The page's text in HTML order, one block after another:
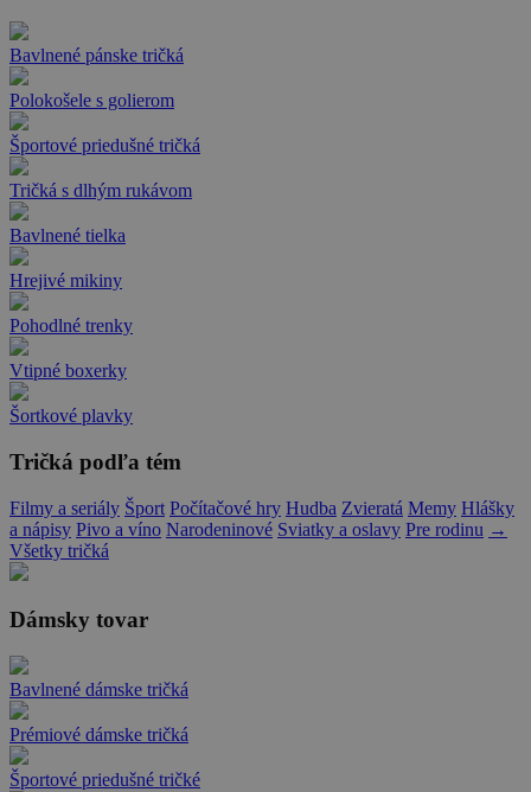
Bavlnené pánske tričká
Polokošele s golierom
Športové priedušné tričká
Tričká s dlhým rukávom
Bavlnené tielka
Hrejivé mikiny
Pohodlné trenky
Vtipné boxerky
Šortkové plavky
Tričká podľa tém
Filmy a seriály Šport Počítačové hry Hudba Zvieratá Memy Hlášky
a nápisy Pivo a víno Narodeninové Sviatky a oslavy Pre rodinu →
Všetky tričká
Dámsky tovar
Bavlnené dámske tričká
Prémiové dámske tričká
Športové priedušné tričké